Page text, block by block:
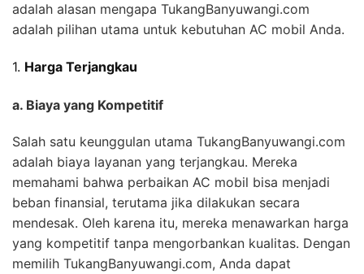
adalah alasan mengapa TukangBanyuwangi.com
adalah pilihan utama untuk kebutuhan AC mobil Anda.
1. Harga Terjangkau
a. Biaya yang Kompetitif
Salah satu keunggulan utama TukangBanyuwangi.com
adalah biaya layanan yang terjangkau. Mereka
memahami bahwa perbaikan AC mobil bisa menjadi
beban finansial, terutama jika dilakukan secara
mendesak. Oleh karena itu, mereka menawarkan harga
yang kompetitif tanpa mengorbankan kualitas. Dengan
memilih TukangBanyuwangi.com, Anda dapat